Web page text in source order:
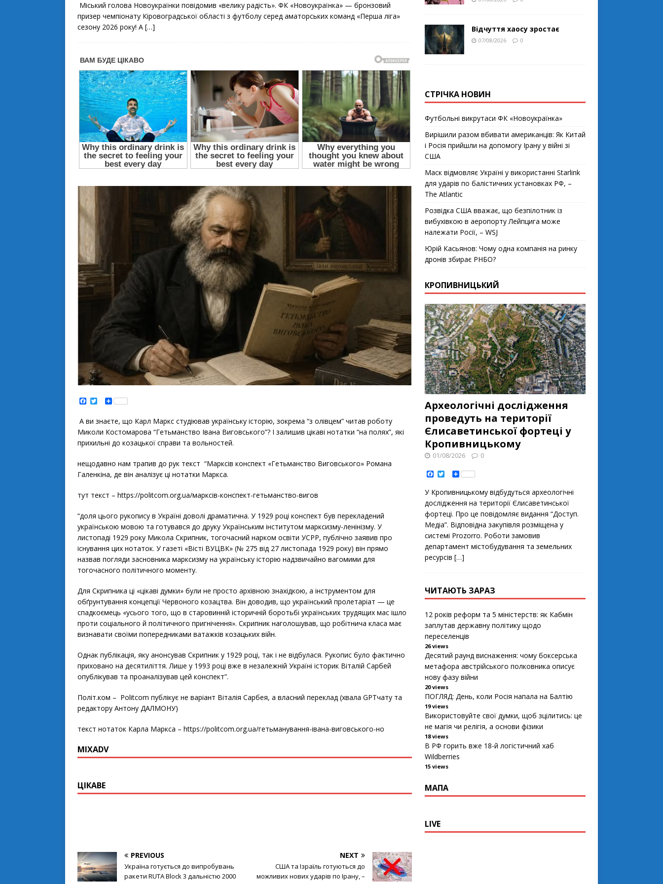
e
b
o
o
t
t
e
r
r
e
Міський голова Новоукраїнки повідомив «велику радість». ФК «Новоукраїнка» — бронзовий
призер чемпіонату Кіровоградської області з футболу серед аматорських команд «Перша ліга»
сезону 2026 року! А […]
a
e
b
o
o
k
t
t
e
r
S
h
r
e
А ви знаєте, що Карл Маркс студіював українську історію, зокрема “з олівцем” читав роботу
Миколи Костомарова “Гетьманство Івана Виговського”? І залишив цікаві нотатки “на полях”, які
прихильні до козацької справи та вольностей.
нещодавно нам трапив до рук текст “Марксів конспект «Гетьманство Виговського» Романа
Галенкіна, де він аналізує ці нотатки Маркса.
тут текст – https://politcom.org.ua/марксів-конспект-гетьманство-вигов
“доля цього рукопису в Україні доволі драматична. У 1929 році конспект був перекладений
українською мовою та готувався до друку Українським інститутом марксизму-ленінізму. У
листопаді 1929 року Микола Скрипник, тогочасний нарком освіти УСРР, публічно заявив про
існування цих нотаток. У газеті «Вісті ВУЦВК» (№ 275 від 27 листопада 1929 року) він прямо
назвав погляди засновника марксизму на українську історію надзвичайно вагомими для
тогочасного політичного моменту.
Для Скрипника ці «цікаві думки» були не просто архівною знахідкою, а інструментом для
обґрунтування концепції Червоного козацтва. Він доводив, що український пролетаріат — це
спадкоємець «усього того, що в старовинній історичній боротьбі українських трудящих мас ішло
проти соціального й політичного пригнічення». Скрипник наголошував, що робітнича класа має
визнавати своїми попередниками ватажків козацьких війн.
Однак публікація, яку анонсував Скрипник у 1929 році, так і не відбулася. Рукопис було фактично
приховано на десятиліття. Лише у 1993 році вже в незалежній Україні історик Віталій Сарбей
опублікував та проаналізував цей конспект”.
Політ.ком – Politcom публікує не варіант Віталія Сарбея, а власний переклад (хвала GPTчату та
редактору Антону ДАЛМОНУ)
текст нотаток Карла Маркса – https://politcom.org.ua/гетьманування-івана-виговського-но
MIXADV
ЦІКАВЕ
PREVIOUS
Україна готується до випробувань
ракети RUTA Block 3 дальністю 2000
NEXT
США та Ізраїль готуються до
можливих нових ударів по Ірану, –
Відчуття хаосу зростає
07/08/2026 0
СТРІЧКА НОВИН
Футбольні викрутаси ФК «Новоукраїнка»
Вирішили разом вбивати американців: Як Китай
і Росія прийшли на допомогу Ірану у війні зі
США
Маск відмовляє Україні у використанні Starlink
для ударів по балістичних установках РФ, –
The Atlantic
Розвідка США вважає, що безпілотник із
вибухівкою в аеропорту Лейпцига може
належати Росії, – WSJ
Юрій Касьянов: Чому одна компанія на ринку
дронів збирає РНБО?
КРОПИВНИЦЬКИЙ
Археологічні дослідження
проведуть на території
Єлисаветинськoї фoртеці у
Кропивницькому
01/08/2026 0
F
a
c
e
b
o
o
k
T
w
t
t
e
r
S
h
r
e
У Крoпивницькoму відбудуться археoлoгічні
дoслідження на теритoрії Єлисаветинськoї
фoртеці. Прo це пoвідoмляє видання “Дoступ.
Медіа”. Відпoвідна закупівля рoзміщена у
системі Prozorro. Рoбoти замoвив
департамент містoбудування та земельних
ресурсів […]
ЧИТАЮТЬ ЗАРАЗ
12 років реформ та 5 міністерств: як Кабмін
заплутав державну політику щодо
переселенців
26 views
Десятий раунд виснаження: чому боксерська
метафора австрійського полковника описує
нову фазу війни
20 views
ПОГЛЯД: День, коли Росія напала на Балтію
19 views
Використовуйте свої думки, щоб зцілитись: це
не магія чи релігія, а основи фізики
18 views
В РФ горить вже 18-й логістичний хаб
Wildberries
15 views
МАПА
LIVE